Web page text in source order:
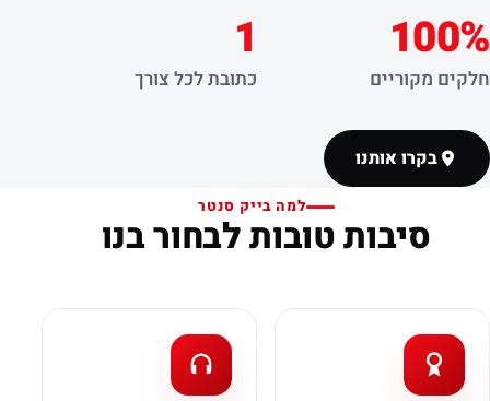
100%
חלקים מקוריים
1
כתובת לכל צורך
בקרו אותנו
למה בייק סנטר
סיבות טובות לבחור בנו